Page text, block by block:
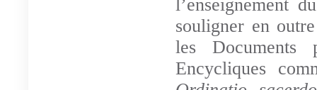
l’enseignement
souligner en
les
Encycliques